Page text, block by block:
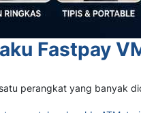
Fastpay
perangkat yang banyak